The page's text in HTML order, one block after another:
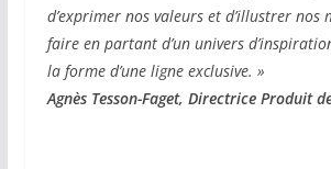
d’exprimer nos valeurs et d’illustrer nos
faire en partant d’un univers
la forme d’une ligne exclusive. »
Agnès Tesson-Faget, Directrice Produit